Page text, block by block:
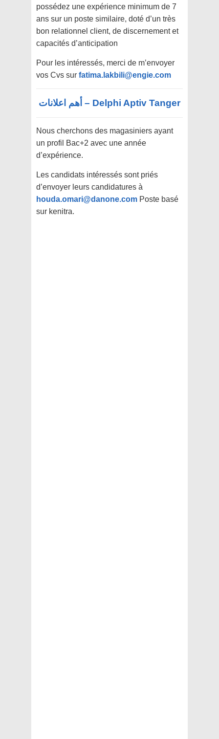
possédez une expérience minimum de 7
ans sur un poste similaire, doté d’un très
bon relationnel client, de discernement et
capacités d’anticipation
Pour les intéressés, merci de m’envoyer
vos Cvs sur fatima.lakbili@engie.com
Delphi Aptiv Tanger – أهم اعلانات
Nous cherchons des magasiniers ayant
un profil Bac+2 avec une année
d’expérience.
Les candidats intéressés sont priés
d’envoyer leurs candidatures à
houda.omari@danone.com Poste basé
sur kenitra.